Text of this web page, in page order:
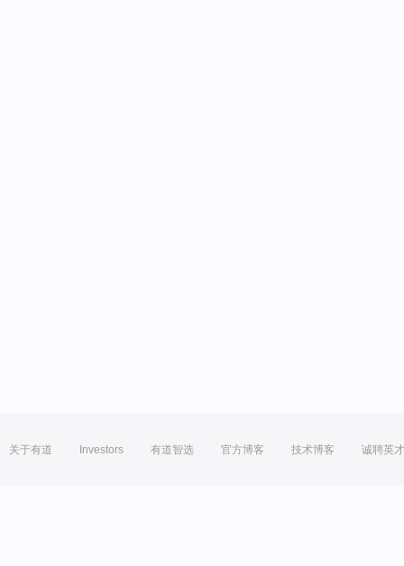
关于有道 Investors 有道智选 官方博客 技术博客 诚聘英才